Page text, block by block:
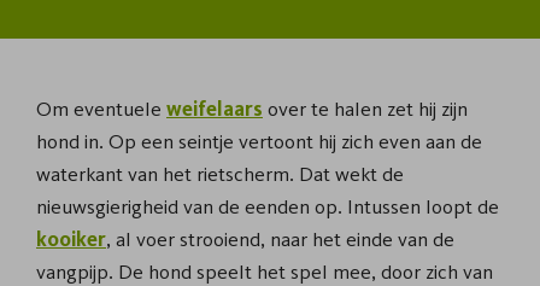
Om eventuele weifelaars over te halen zet hij zijn
hond in. Op een seintje vertoont hij zich even aan de
waterkant van het rietscherm. Dat wekt de
nieuwsgierigheid van de eenden op. Intussen loopt de
kooiker, al voer strooiend, naar het einde van de
vangpijp. De hond speelt het spel mee, door zich van